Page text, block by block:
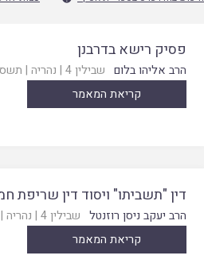
פסיק רישא בדרבנן
הרב אליהו בלום שבילין 4 | נהריה |
קריאת המאמר
דין "תשביתו" ויסוד דין שריפת
הרב יעקב ניסן רוזנטל שבילין 4 | נהריה |
קריאת המאמר